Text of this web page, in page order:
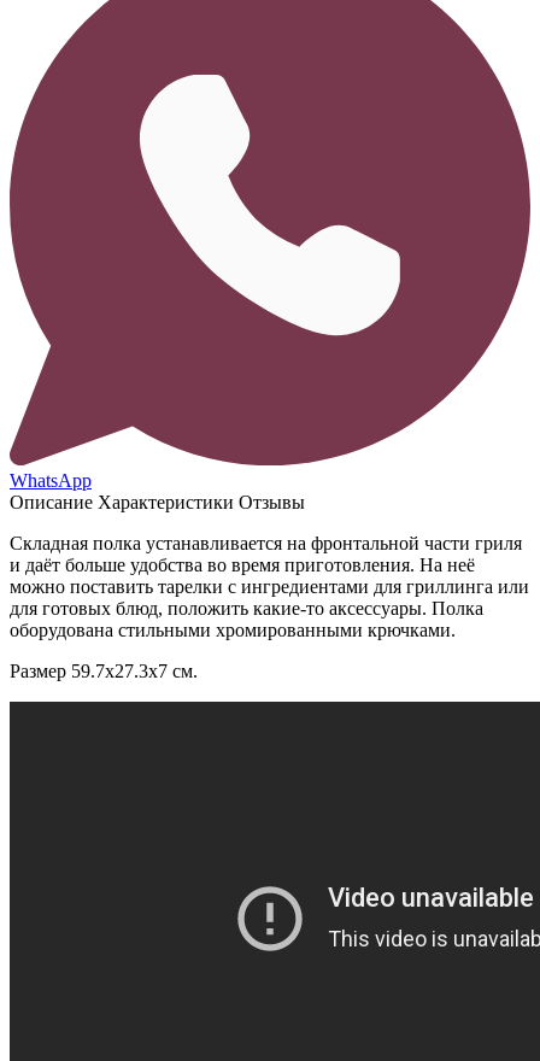
WhatsApp
Описание Характеристики Отзывы
Складная полка устанавливается на фронтальной части гриля
и даёт больше удобства во время приготовления. На неё
можно поставить тарелки с ингредиентами для гриллинга или
для готовых блюд, положить какие-то аксессуары. Полка
оборудована стильными хромированными крючками.
Размер 59.7х27.3х7 см.